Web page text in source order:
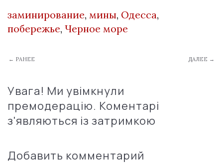
заминирование, мины, Одесса,
побережье, Черное море
← РАНЕЕ ДАЛЕЕ →
Увага! Ми увімкнули
премодерацію. Коментарі
з'являються із затримкою
Добавить комментарий